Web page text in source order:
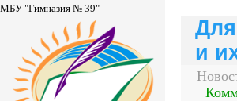
МБУ "Гимназия № 39"
и